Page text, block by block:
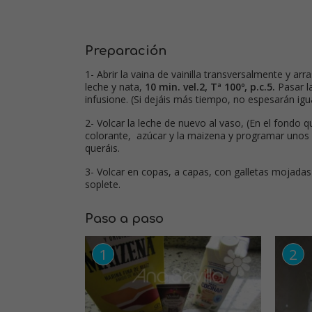
Preparación
1- Abrir la vaina de vainilla transversalmente y
leche y nata, 10 min. vel.2, Tª 100º, p.c.5. Pasar
infusione. (Si dejáis más tiempo, no espesarán
2- Volcar la leche de nuevo al vaso, (En el fondo
colorante, azúcar y la maizena y programar unos
queráis.
3- Volcar en copas, a capas, con galletas
soplete.
Paso a paso